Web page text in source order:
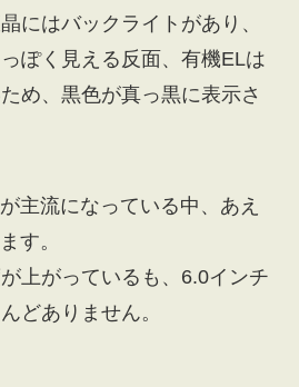
にはバックライトがあり、
ぽく見える反面、有機ELは
め、黒色が真っ黒に表示さ
主流になっている中、あえ
す。
上がっているも、6.0インチ
どありません。